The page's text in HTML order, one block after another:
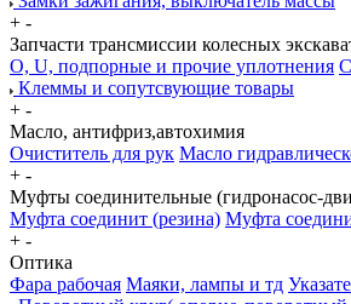
+ -
Запчасти трансмиссии колесных
О, U, подпорные и прочие уплотнения
Клеммы и сопутсвующие товары
+ -
Масло, антифриз,автохимия
Очиститель для рук Масло
+ -
Муфты соединительные (гидронасос-
Муфта соединит (резина) Муфта
+ -
Оптика
Фара рабочая Маяки, лампы и тд